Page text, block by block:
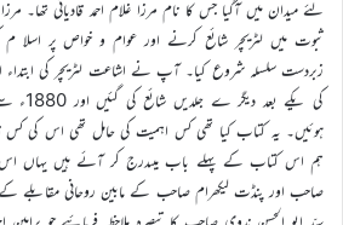
لئے میدان میں آگیا جس کا نام مرزا غلام احمد قادیانی
ثبوت میں لٹریچر شائع کرنے اور عوام و خواص پر اسلا
زبردست سلسلہ شروع کیا۔ آپ نے اشاعت لٹریچر کی ابتداء
ہوئیں۔ یہ کتاب کیا تھی کس اہمیت کی حامل تھی اس کی کس
ہم اس کتاب کے پہلے باب میںدرج کر آئے ہیں یہاں اس
صاحب اور پنڈت لیکھرام صاحب کے مابین روحانی مقابلے